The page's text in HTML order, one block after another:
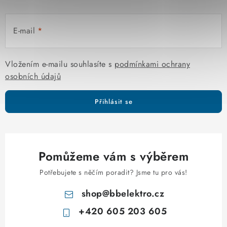
E-mail
Vložením e-mailu souhlasíte s podmínkami ochrany
osobních údajů
Přihlásit se
Pomůžeme vám s výběrem
Potřebujete s něčím poradit? Jsme tu pro vás!
shop@bbelektro.cz
+420 605 203 605